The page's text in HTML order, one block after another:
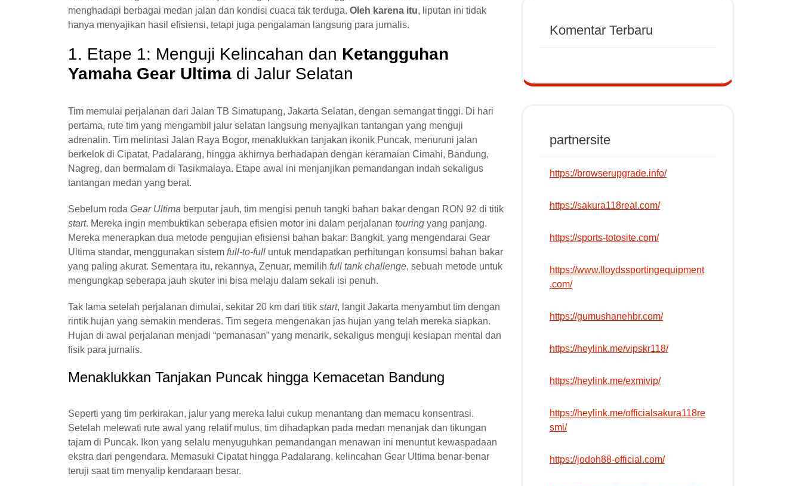
menghadapi berbagai medan jalan dan kondisi cuaca tak terduga. Oleh karena itu, liputan ini tidak
hanya menyajikan hasil efisiensi, tetapi juga pengalaman langsung para jurnalis.
1. Etape 1: Menguji Kelincahan dan Ketangguhan
Yamaha Gear Ultima di Jalur Selatan
Tim memulai perjalanan dari Jalan TB Simatupang, Jakarta Selatan, dengan semangat tinggi. Di hari
pertama, rute tim yang mengambil jalur selatan langsung menyajikan tantangan yang menguji
adrenalin. Tim melintasi Jalan Raya Bogor, menaklukkan tanjakan ikonik Puncak, menuruni jalan
berkelok di Cipatat, Padalarang, hingga akhirnya berhadapan dengan keramaian Cimahi, Bandung,
Nagreg, dan bermalam di Tasikmalaya. Etape awal ini menjanjikan pemandangan indah sekaligus
tantangan medan yang berat.
Sebelum roda Gear Ultima berputar jauh, tim mengisi penuh tangki bahan bakar dengan RON 92 di titik
start. Mereka ingin membuktikan seberapa efisien motor ini dalam perjalanan touring yang panjang.
Mereka menerapkan dua metode pengujian efisiensi bahan bakar: Bangkit, yang mengendarai Gear
Ultima standar, menggunakan sistem full-to-full untuk mendapatkan perhitungan konsumsi bahan bakar
yang paling akurat. Sementara itu, rekannya, Zenuar, memilih full tank challenge, sebuah metode untuk
mengungkap seberapa jauh skuter ini bisa melaju dalam sekali isi penuh.
Tak lama setelah perjalanan dimulai, sekitar 20 km dari titik start, langit Jakarta menyambut tim dengan
rintik hujan yang semakin menderas. Tim segera mengenakan jas hujan yang telah mereka siapkan.
Hujan di awal perjalanan menjadi “pemanasan” yang menarik, sekaligus menguji kesiapan mental dan
fisik para jurnalis.
Menaklukkan Tanjakan Puncak hingga Kemacetan Bandung
Seperti yang tim perkirakan, jalur yang mereka lalui cukup menantang dan memacu konsentrasi.
Setelah melewati rute awal yang relatif mulus, tim dihadapkan pada medan menanjak dan tikungan
tajam di Puncak. Ikon yang selalu menyuguhkan pemandangan menawan ini menuntut kewaspadaan
ekstra dari pengendara. Memasuki Cipatat hingga Padalarang, kelincahan Gear Ultima benar-benar
teruji saat tim menyalip kendaraan besar.
Komentar Terbaru
partnersite
https://browserupgrade.info/
https://sakura118real.com/
https://sports-totosite.com/
https://www.lloydssportingequipment
.com/
https://gumushanehbr.com/
https://heylink.me/vipskr118/
https://heylink.me/exmivip/
https://heylink.me/officialsakura118re
smi/
https://jodoh88-official.com/